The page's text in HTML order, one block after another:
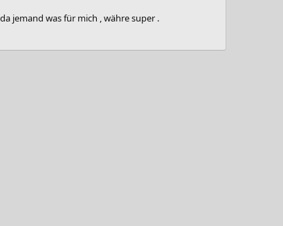
jemand was für mich , währe super .